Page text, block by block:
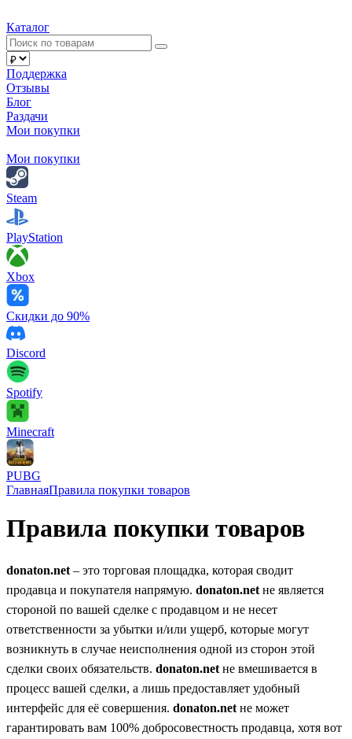
Каталог
Поддержка
Отзывы
Блог
Раздачи
Мои покупки
Мои покупки
Steam
PlayStation
Xbox
Скидки до 90%
Discord
Spotify
Minecraft
PUBG
ГлавнаяПравила покупки товаров
Правила покупки товаров
donaton.net – это торговая площадка, которая сводит
продавца и покупателя напрямую. donaton.net не является
стороной по вашей сделке с продавцом и не несет
ответственности за убытки и/или ущерб, которые могут
возникнуть в случае неисполнения одной из сторон этой
сделки своих обязательств. donaton.net не вмешивается в
процесс вашей сделки, а лишь предоставляет удобный
интерфейс для её совершения. donaton.net не может
гарантировать вам 100% добросовестность продавца, хотя вот